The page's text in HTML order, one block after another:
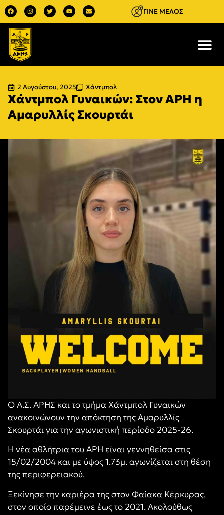
ΓΙΝΕ ΜΕΛΟΣ
2 Αυγούστου, 2025 Χάντμπολ
Χάντμπολ Γυναικών: Στον ΑΡΗ η
Αμαρυλλίς Σκουρτάι
Ο Α.Σ. ΑΡΗΣ και το τμήμα Χάντμπολ Γυναικών
ανακοινώνουν την απόκτηση της Αμαρυλλίς
Σκουρτάι για την αγωνιστική περίοδο 2025-26.
Η νέα αθλήτρια του ΑΡΗ είναι γεννηθείσα στις
15/02/2004 και με ύψος 1.73μ. αγωνίζεται στη θέση
της περιφερειακού.
Ξεκίνησε την καριέρα της στον Φαίακα Κέρκυρας,
στον οποίο παρέμεινε έως το 2021. Ακολούθως